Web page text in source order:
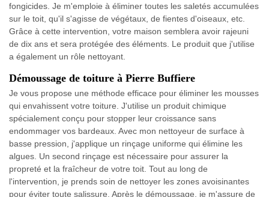
fongicides. Je m'emploie à éliminer toutes les saletés accumulées
sur le toit, qu'il s'agisse de végétaux, de fientes d'oiseaux, etc.
Grâce à cette intervention, votre maison semblera avoir rajeuni
de dix ans et sera protégée des éléments. Le produit que j'utilise
a également un rôle nettoyant.
Démoussage de toiture à Pierre Buffiere
Je vous propose une méthode efficace pour éliminer les mousses
qui envahissent votre toiture. J'utilise un produit chimique
spécialement conçu pour stopper leur croissance sans
endommager vos bardeaux. Avec mon nettoyeur de surface à
basse pression, j'applique un rinçage uniforme qui élimine les
algues. Un second rinçage est nécessaire pour assurer la
propreté et la fraîcheur de votre toit. Tout au long de
l'intervention, je prends soin de nettoyer les zones avoisinantes
pour éviter toute salissure. Après le démoussage, je m'assure de